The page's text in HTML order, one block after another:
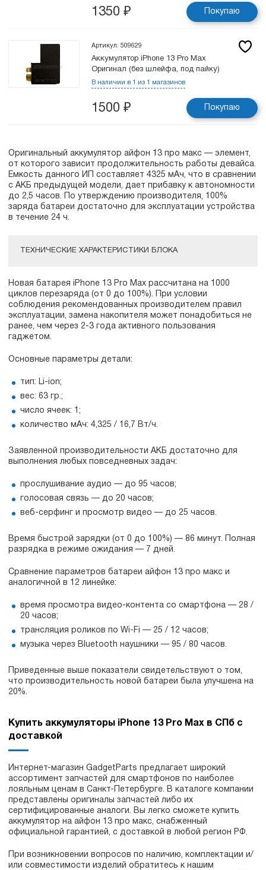
1350 ₽ Покупаю
Артикул: 509629
Аккумулятор iPhone 13 Pro Max
Оригинал (без шлейфа, под пайку)
В наличии в 1 из 1 магазинов
1500 ₽ Покупаю
Оригинальный аккумулятор айфон 13 про макс — элемент,
от которого зависит продолжительность работы девайса.
Емкость данного ИП составляет 4325 мАч, что в сравнении
с АКБ предыдущей модели, дает прибавку к автономности
до 2,5 часов. По утверждению производителя, 100%
заряда батареи достаточно для эксплуатации устройства
в течение 24 ч.
ТЕХНИЧЕСКИЕ ХАРАКТЕРИСТИКИ БЛОКА
Новая батарея iPhone 13 Pro Max рассчитана на 1000
циклов перезаряда (от 0 до 100%). При условии
соблюдения рекомендованных производителем правил
эксплуатации, замена накопителя может понадобиться не
ранее, чем через 2-3 года активного пользования
гаджетом.
Основные параметры детали:
тип: Li-ion;
вес: 63 гр.;
число ячеек: 1;
количество мАч: 4,325 / 16,7 Вт/ч.
Заявленной производительности АКБ достаточно для
выполнения любых повседневных задач:
прослушивание аудио — до 95 часов;
голосовая связь — до 20 часов;
веб-серфинг и просмотр видео — до 25 часов.
Время быстрой зарядки (от 0 до 100%) — 86 минут. Полная
разрядка в режиме ожидания — 7 дней.
Сравнение параметров батареи айфон 13 про макс и
аналогичной в 12 линейке:
время просмотра видео-контента со смартфона — 28 /
20 часов;
трансляция роликов по Wi-Fi — 25 / 12 часов;
музыка через Bluetooth наушники — 95 / 80 часов.
Приведенные выше показатели свидетельствуют о том,
что производительность новой батареи была улучшена на
20%.
Купить аккумуляторы iPhone 13 Pro Max в СПб с
доставкой
Интернет-магазин GadgetParts предлагает широкий
ассортимент запчастей для смартфонов по наиболее
лояльным ценам в Санкт-Петербурге. В каталоге компании
представлены оригиналы запчастей либо их
сертифицированные аналоги. Вы легко сможете купить
аккумулятор на айфон 13 про макс, снабженный
официальной гарантией, с доставкой в любой регион РФ.
При возникновении вопросов по наличию, комплектации и/
или совместимости изделий обратитесь к нашим